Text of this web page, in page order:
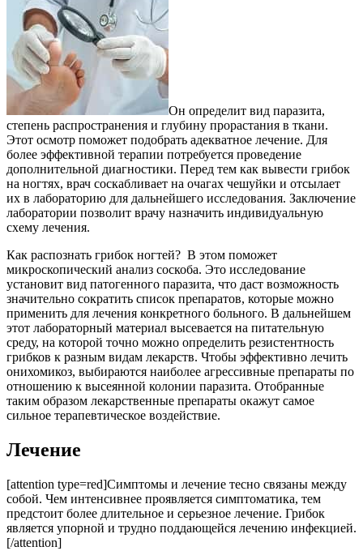
Он определит вид паразита,
степень распространения и глубину прорастания в ткани.
Этот осмотр поможет подобрать адекватное лечение. Для
более эффективной терапии потребуется проведение
дополнительной диагностики. Перед тем как вывести грибок
на ногтях, врач соскабливает на очагах чешуйки и отсылает
их в лабораторию для дальнейшего исследования. Заключение
лаборатории позволит врачу назначить индивидуальную
схему лечения.
Как распознать грибок ногтей? В этом поможет
микроскопический анализ соскоба. Это исследование
установит вид патогенного паразита, что даст возможность
значительно сократить список препаратов, которые можно
применить для лечения конкретного больного. В дальнейшем
этот лабораторный материал высевается на питательную
среду, на которой точно можно определить резистентность
грибков к разным видам лекарств. Чтобы эффективно лечить
онихомикоз, выбираются наиболее агрессивные препараты по
отношению к высеянной колонии паразита. Отобранные
таким образом лекарственные препараты окажут самое
сильное терапевтическое воздействие.
Лечение
[attention type=red]Симптомы и лечение тесно связаны между
собой. Чем интенсивнее проявляется симптоматика, тем
предстоит более длительное и серьезное лечение. Грибок
является упорной и трудно поддающейся лечению инфекцией.
[/attention]